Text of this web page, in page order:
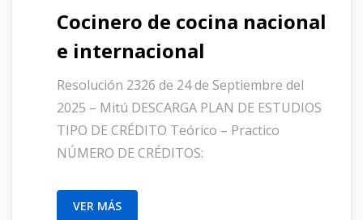
Cocinero de cocina nacional
e internacional
Resolución 2326 de 24 de Septiembre del
2025 – Mitú DESCARGA PLAN DE ESTUDIOS
TIPO DE CRÉDITO Teórico – Practico
NÚMERO DE CRÉDITOS:
VER MÁS